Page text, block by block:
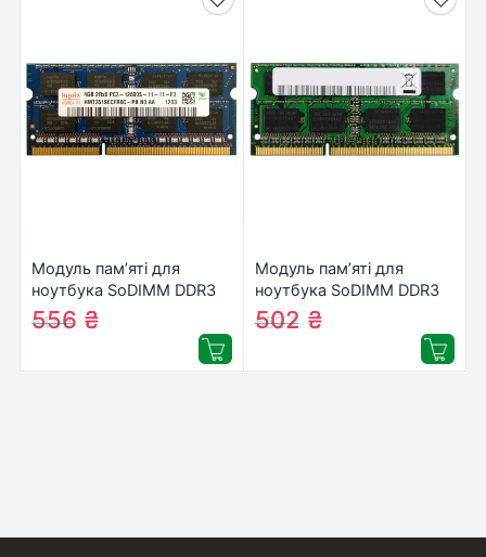
Модуль пам’яті для
ноутбука SoDIMM DDR3
4GB 1600 MHz Hynix
(HMT351S6CFR8C-PB)
611₴
556 ₴
Модуль пам’яті для
ноутбука SoDIMM DDR3
4GB 1600 MHz Golden
Memory (GM16S11/4)
552₴
502 ₴